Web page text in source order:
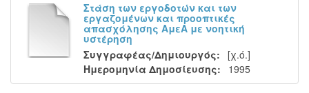
Στάση των εργοδοτών και των
εργαζομένων και προοπτικές
απασχόλησης ΑμεΑ με νοητική
υστέρηση
Συγγραφέας/Δημιουργός:
[χ.ό.]
Ημερομηνία Δημοσίευσης:
1995